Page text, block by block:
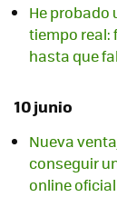
He probado
tiempo real:
hasta que
10 junio
Nueva
conseguir
online oficial